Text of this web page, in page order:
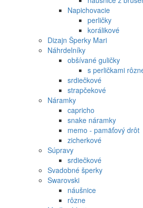
Napichovacie
perličky
korálikové
Dizajn Šperky Mari
Náhrdelníky
obšívané guličky
s perličkami
srdiečkové
strapčekové
Náramky
capricho
snake náramky
memo - pamäťový drôt
zicherkové
Súpravy
srdiečkové
Svadobné šperky
Swarovski
náušnice
rôzne